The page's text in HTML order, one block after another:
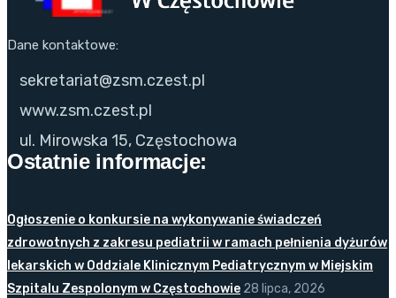
Dane kontaktowe:
sekretariat@zsm.czest.pl
www.zsm.czest.pl
ul. Mirowska 15, Częstochowa
Ostatnie informacje:
Ogłoszenie o konkursie na wykonywanie świadczeń
zdrowotnych z zakresu pediatrii w ramach pełnienia dyżurów
lekarskich w Oddziale Klinicznym Pediatrycznym w Miejskim
Szpitalu Zespolonym w Częstochowie 28 lipca, 2026